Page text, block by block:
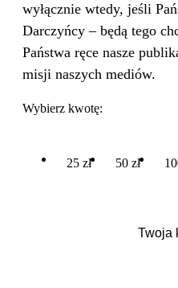
wyłącznie wtedy, jeśli
Darczyńcy – będą tego
Państwa ręce nasze
misji naszych mediów.
Wybierz kwotę:
25 zł 50 zł